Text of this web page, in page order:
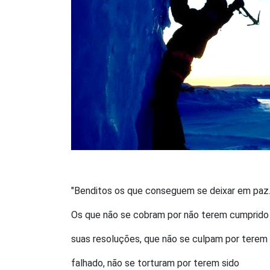
"Benditos os que conseguem se deixar em paz.
Os que não se cobram por não terem cumprido
suas resoluções, que não se culpam por terem
falhado, não se torturam por terem sido